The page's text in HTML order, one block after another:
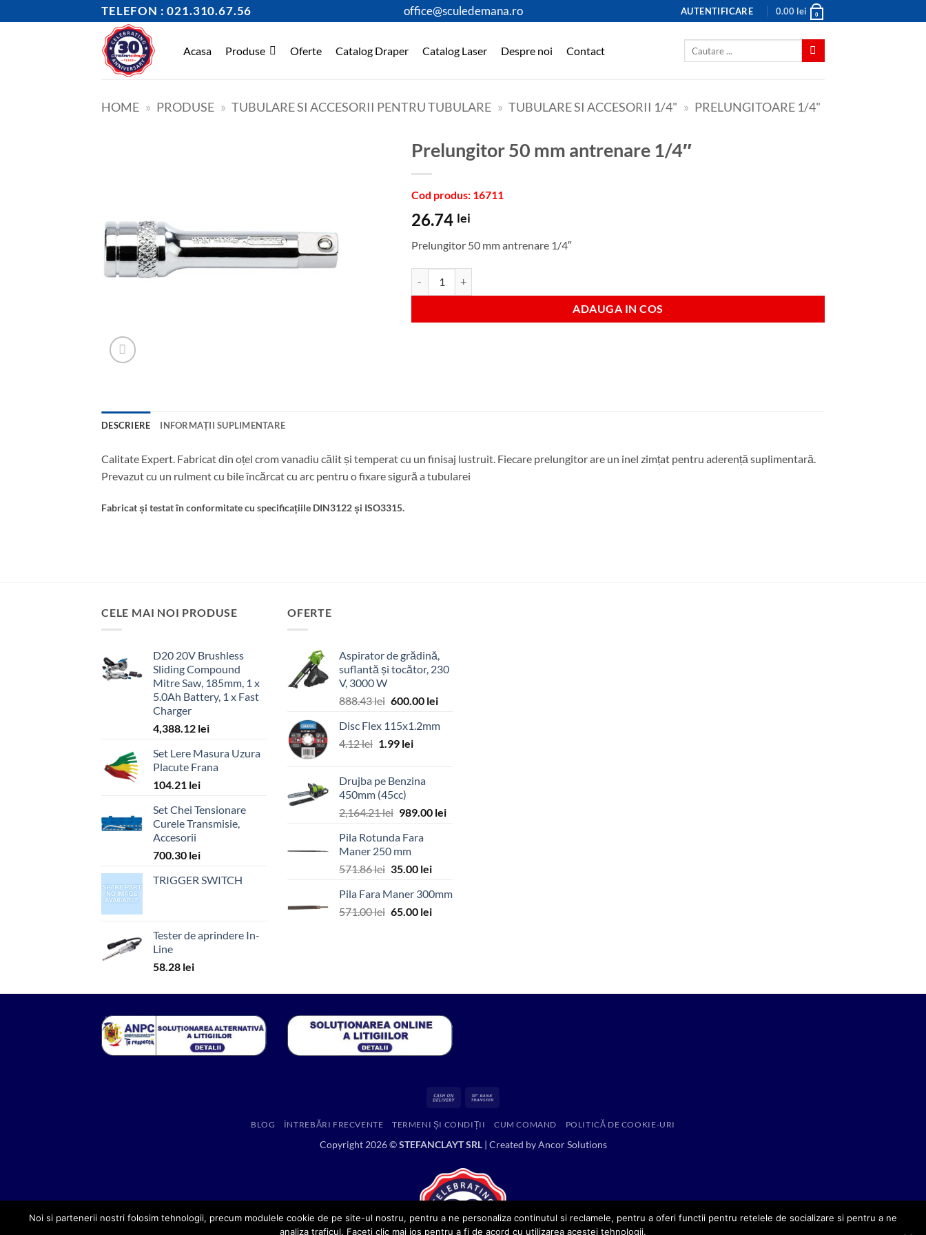
to
TELEFON : 021.310.67.56 office@sculedemana.ro AUTENTIFICARE 0.00 lei 0
Acasa Produse Oferte Catalog Draper Catalog Laser Despre noi Contact
HOME » PRODUSE » TUBULARE SI ACCESORII PENTRU TUBULARE » TUBULARE SI ACCESORII 1/4" » PRELUNGITOARE 1/4"
Prelungitor 50 mm antrenare 1/4″
Cod produs: 16711
26.74 lei
Prelungitor 50 mm antrenare 1/4″
ADAUGA IN COS
DESCRIERE INFORMAȚII SUPLIMENTARE
Calitate Expert. Fabricat din oțel crom vanadiu călit și temperat cu un finisaj lustruit. Fiecare prelungitor are un inel zimțat pentru aderență suplimentară.
Prevazut cu un rulment cu bile încărcat cu arc pentru o fixare sigură a tubularei
Fabricat și testat în conformitate cu specificațiile DIN3122 și ISO3315.
CELE MAI NOI PRODUSE
D20 20V Brushless
Sliding Compound
Mitre Saw, 185mm, 1 x
5.0Ah Battery, 1 x Fast
Charger
4,388.12 lei
Set Lere Masura Uzura
Placute Frana
104.21 lei
Set Chei Tensionare
Curele Transmisie,
Accesorii
700.30 lei
TRIGGER SWITCH
Tester de aprindere In-
Line
58.28 lei
OFERTE
Aspirator de grădină,
suflantă și tocător, 230
V, 3000 W
888.43lei Prețul
a
fost:
600.00 leiPrețul
este:
Disc Flex 115x1.2mm
4.12lei Prețul
fost:
4.12 lei.
1.99 leiPrețul
1.99 lei.
Drujba pe Benzina
450mm (45cc)
2,164.21lei Prețul
a
fost:
2,164.21 lei.
989.00 leiPrețul
Pila Rotunda Fara
Maner 250 mm
571.86lei Prețul
a
fost:
35.00 leiPrețul
este:
35.00 lei.
Pila Fara Maner 300mm
571.00lei Prețul
65.00 leiPrețul
Cash
Delivery
BLOG ÎNTREBĂRI FRECVENTE TERMENI ȘI CONDIȚII CUM COMAND POLITICĂ DE COOKIE-URI
Copyright 2026 ©STEFANCLAYT SRL| Created byAncor Solutions
Noi si partenerii nostri folosim tehnologii, precum modulele cookie de pe site-ul nostru, pentru a ne personaliza continutul si reclamele, pentru a oferi functii pentru retelele de socializare si pentru a ne
analiza traficul. Faceti clic mai jos pentru a fi de acord cu utilizarea acestei tehnologii.